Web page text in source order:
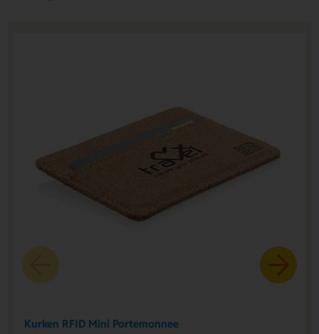
Kurken RFID Mini Portemonnee